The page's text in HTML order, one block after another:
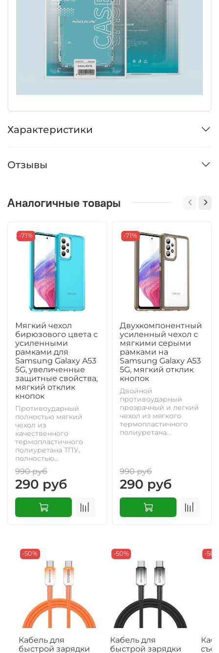
Характеристики
Отзывы
Аналогичные товары
-71%
Мягкий чехол
бирюзового цвета с
усиленными
рамками для
Samsung Galaxy A53
5G, увеличенные
защитные свойства,
мягкий отклик
кнопок
Противоударный
полностью мягкий
чехол из
качественного
термопластичного
полиуретана ТПУ,
полностью...
990 руб
290 руб
-71%
Двухкомпонентный
усиленный чехол с
мягкими серыми
рамками на
Samsung Galaxy A53
5G, мягкий отклик
кнопок
Двойной
противоударный
прозрачный и легкий
чехол из мягкого
термопластичного
полиуретана...
990 руб
290 руб
-50%
Кабель для
быстрой зарядки
-50%
Кабель для
быстрой зарядки
-